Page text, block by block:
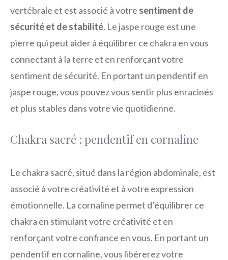
vertébrale et est associé à votre sentiment de
sécurité et de stabilité. Le jaspe rouge est une
pierre qui peut aider à équilibrer ce chakra en vous
connectant à la terre et en renforçant votre
sentiment de sécurité. En portant un pendentif en
jaspe rouge, vous pouvez vous sentir plus enracinés
et plus stables dans votre vie quotidienne.
Chakra sacré : pendentif en cornaline
Le chakra sacré, situé dans la région abdominale, est
associé à votre créativité et à votre expression
émotionnelle. La cornaline permet d’équilibrer ce
chakra en stimulant votre créativité et en
renforçant votre confiance en vous. En portant un
pendentif en cornaline, vous libérerez votre